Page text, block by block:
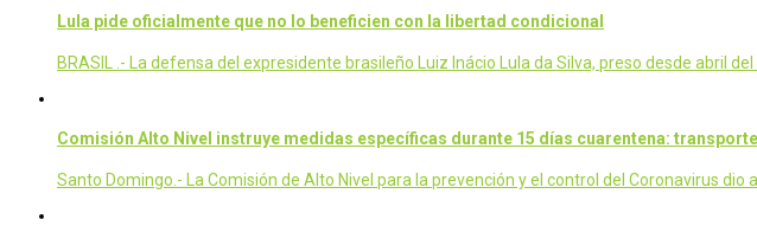
Lula pide oficialmente que no lo beneficien con la libertad condicional
BRASIL .- La defensa del expresidente brasileño Luiz Inácio Lula da Silva, preso desde abril
Comisión Alto Nivel instruye medidas específicas durante 15 días cuarentena:
Santo Domingo.- La Comisión de Alto Nivel para la prevención y el control del Coronavirus